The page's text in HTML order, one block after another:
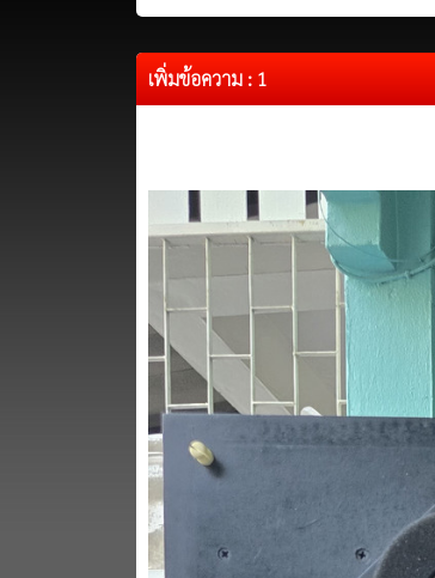
เพิ่มข้อความ : 1